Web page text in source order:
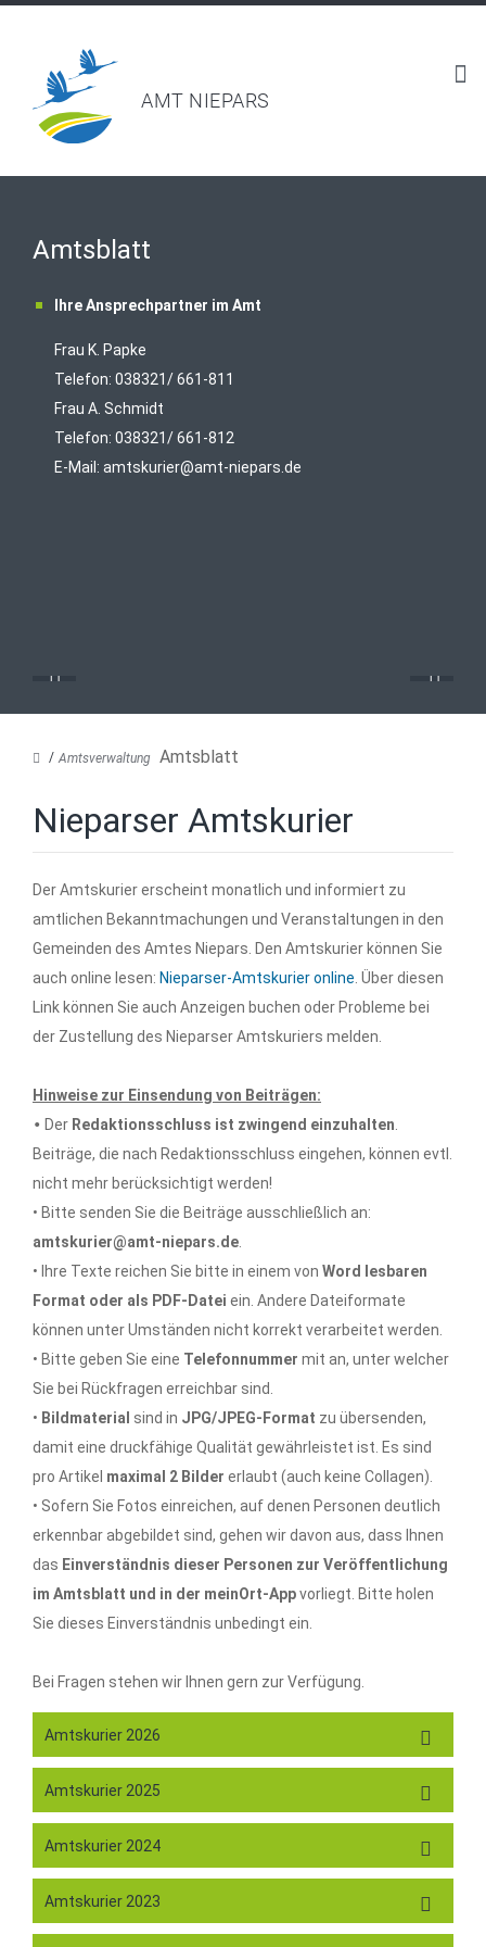
AMT NIEPARS
Amtsblatt
Ihre Ansprechpartner im Amt
Frau K. Papke
Telefon: 038321/ 661-811
Frau A. Schmidt
Telefon: 038321/ 661-812
E-Mail: amtskurier@amt-niepars.de
Amtsverwaltung Amtsblatt
Nieparser Amtskurier
Der Amtskurier erscheint monatlich und informiert zu
amtlichen Bekanntmachungen und Veranstaltungen in den
Gemeinden des Amtes Niepars. Den Amtskurier können Sie
auch online lesen: Nieparser-Amtskurier online . Über diesen
Link können Sie auch Anzeigen buchen oder Probleme bei
der Zustellung des Nieparser Amtskuriers melden.
Hinweise zur Einsendung von Beiträgen:
• Der Redaktionsschluss ist zwingend einzuhalten
Beiträge, die nach Redaktionsschluss eingehen, können evtl.
nicht mehr berücksichtigt werden!
• Bitte senden Sie die Beiträge ausschließlich an:
amtskurier@amt-niepars.de
• Ihre Texte reichen Sie bitte in einem von Word lesbaren
Format oder als PDF-Datei ein. Andere Dateiformate
können unter Umständen nicht korrekt verarbeitet werden.
• Bitte geben Sie eine Telefonnummer mit an, unter welcher
Sie bei Rückfragen erreichbar sind.
• Bildmaterial sind in JPG/JPEG-Format zu übersenden,
damit eine druckfähige Qualität gewährleistet ist. Es sind
pro Artikel maximal 2 Bilder erlaubt (auch keine Collagen).
• Sofern Sie Fotos einreichen, auf denen Personen deutlich
erkennbar abgebildet sind, gehen wir davon aus, dass Ihnen
das Einverständnis dieser Personen zur Veröffentlichung
im Amtsblatt und in der meinOrt-Appvorliegt. Bitte holen
Sie dieses Einverständnis unbedingt ein.
Bei Fragen stehen wir Ihnen gern zur Verfügung.
Amtskurier 2026
Amtskurier 2025
Amtskurier 2024
Amtskurier 2023